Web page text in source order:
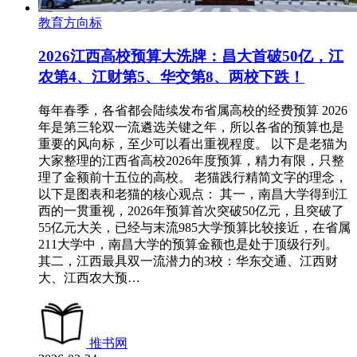
教育方向标
2026江西高校预算大洗牌：昌大首破50亿，江
农第4、江财第5、华交第8、两校下跌！
每年春季，各省都会陆续发布省属高校的经费预算 2026
年是第三轮双一流遴选关键之年，所以各省的预算也是
重要的风向标，至少可以看出重视程度。 以下是老猫为
大家整理的江西省高校2026年度预算，精力有限，只整
理了金额前十五位的高校。 老猫践行精简文字的理念，
以下是图表和老猫的核心观点： 其一，南昌大学得到江
西的一贯重视，2026年预算首次突破50亿元，且突破了
55亿元大关，已经与末流985大学预算比较接近，在省属
211大学中，南昌大学的预算金额也是处于顶级行列。
其二，江西最具双一流潜力的3校：华东交通、江西财
大、江西农大预…
推书网